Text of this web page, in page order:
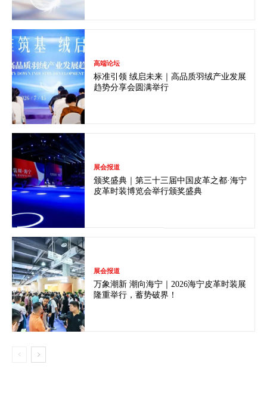
高端论坛
标准引领 绒启未来｜高品质羽绒产业发展
趋势分享会圆满举行
展会报道
颁奖盛典｜第三十三届中国皮革之都·海宁
皮革时装博览会举行颁奖盛典
展会报道
万象潮新 潮向海宁｜2026海宁皮革时装展
隆重举行，蓄势破界！